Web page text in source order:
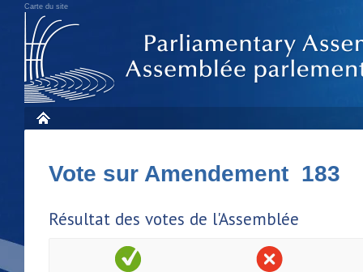
Carte du site
Vote sur Amendement 183
Résultat des votes de l'Assemblée